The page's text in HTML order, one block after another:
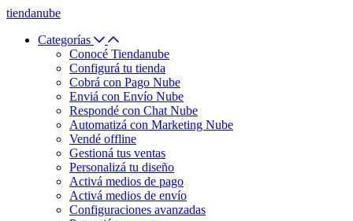
tiendanube
Categorías
Conocé Tiendanube
Configurá tu tienda
Cobrá con Pago Nube
Enviá con Envío Nube
Respondé con Chat Nube
Automatizá con Marketing Nube
Vendé offline
Gestioná tus ventas
Personalizá tu diseño
Activá medios de pago
Activá medios de envío
Configuraciones avanzadas